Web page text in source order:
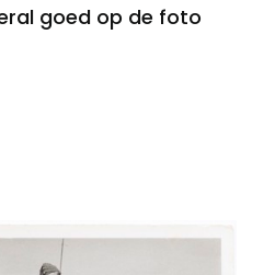
goed op de foto